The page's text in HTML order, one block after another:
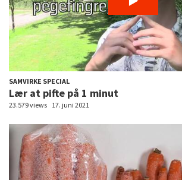
SAMVIRKE SPECIAL
Lær at pifte på 1 minut
23.579 views 17. juni 2021